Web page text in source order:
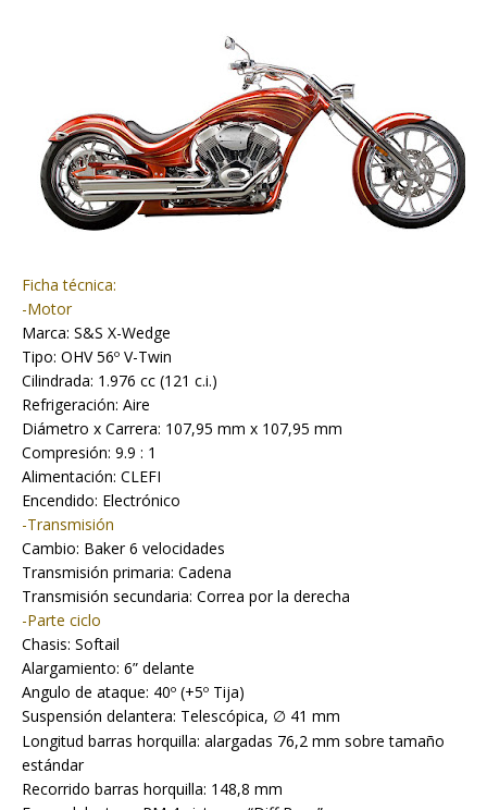
Ficha técnica:
-Motor
Marca: S&S X-Wedge
Tipo: OHV 56º V-Twin
Cilindrada: 1.976 cc (121 c.i.)
Refrigeración: Aire
Diámetro x Carrera: 107,95 mm x 107,95 mm
Compresión: 9.9 : 1
Alimentación: CLEFI
Encendido: Electrónico
-Transmisión
Cambio: Baker 6 velocidades
Transmisión primaria: Cadena
Transmisión secundaria: Correa por la derecha
-Parte ciclo
Chasis: Softail
Alargamiento: 6” delante
Angulo de ataque: 40º (+5º Tija)
Suspensión delantera: Telescópica, ∅ 41 mm
Longitud barras horquilla: alargadas 76,2 mm sobre tamaño
estándar
Recorrido barras horquilla: 148,8 mm